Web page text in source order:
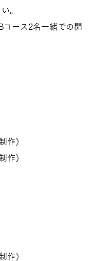
。
コース2名一緒での開
作）
作）
作）